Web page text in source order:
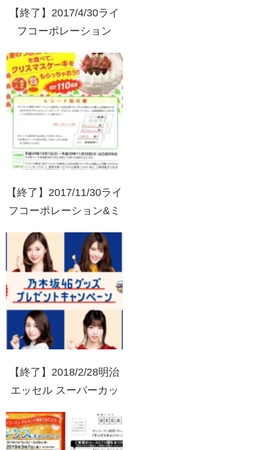
【終了】2017/4/30ライ
フコーポレーション
急 カフェトスカ ランチ
ブッフェご招待！キャン
ペーン
【終了】2017/11/30ライ
フコーポレーション&ミ
納豆を食べて、クリスマ
スケーキをもらっちゃお
う!!
【終了】2018/2/28明治
エッセル スーパーカッ
木坂46グッズプレゼント
キャンペーン